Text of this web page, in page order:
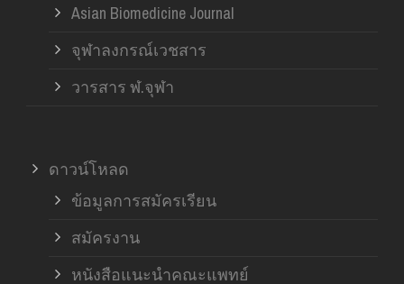
Asian Biomedicine Journal
จุฬาลงกรณ์เวชสาร
วารสาร ฬ.จุฬา
ดาวน์โหลด
ข้อมูลการสมัครเรียน
สมัครงาน
หนังสือแนะนำคณะแพทย์